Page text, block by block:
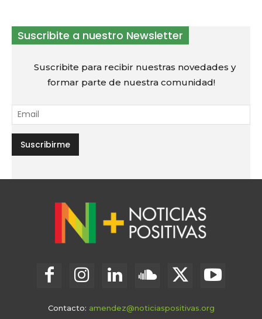
Suscribite a nuestro Newsletter
Suscribite para recibir nuestras novedades y
formar parte de nuestra comunidad!
Contacto: amendez@noticiaspositivas.org